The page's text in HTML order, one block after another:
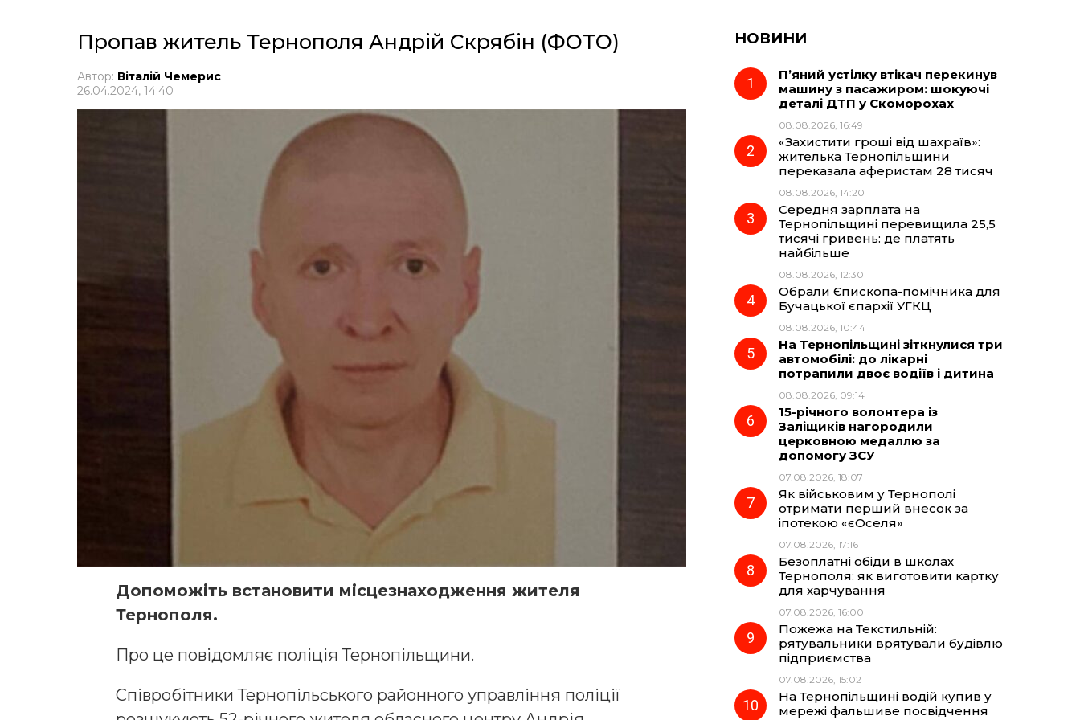
Пропав житель Тернополя Андрій Скрябін (ФОТО)
Автор: Віталій Чемерис
26.04.2024, 14:40
Допоможіть встановити місцезнаходження жителя
Тернополя.
Про це повідомляє поліція Тернопільщини.
Співробітники Тернопільського районного управління поліції
НОВИНИ
П’яний устілку втікач перекинув
машину з пасажиром: шокуючі
деталі ДТП у Скоморохах
08.08.2026, 16:49
«Захистити гроші від шахраїв»:
жителька Тернопільщини
переказала аферистам 28 тисяч
08.08.2026, 14:20
Середня зарплата на
Тернопільщині перевищила 25,5
тисячі гривень: де платять
найбільше
08.08.2026, 12:30
Обрали Єпископа-помічника для
Бучацької єпархії УГКЦ
08.08.2026, 10:44
На Тернопільщині зіткнулися три
автомобілі: до лікарні
потрапили двоє водіїв і дитина
08.08.2026, 09:14
15-річного волонтера із
Заліщиків нагородили
церковною медаллю за
допомогу ЗСУ
07.08.2026, 18:07
Як військовим у Тернополі
отримати перший внесок за
іпотекою «єОселя»
07.08.2026, 17:16
Безоплатні обіди в школах
Тернополя: як виготовити картку
для харчування
07.08.2026, 16:00
Пожежа на Текстильній:
рятувальники врятували будівлю
підприємства
07.08.2026, 15:02
На Тернопільщині водій купив у
мережі фальшиве посвідчення